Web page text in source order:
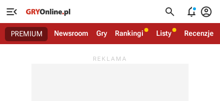
   
PREMIUM Newsroom Gry Rankingi Listy Recenzje